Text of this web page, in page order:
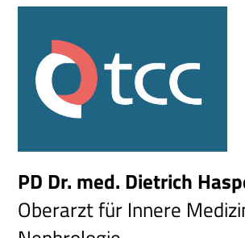
PD Dr. med. Dietrich
Oberarzt für Innere